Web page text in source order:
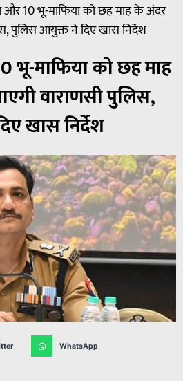
और 10 भू-माफिया को छह माह के अंदर
पुलिस आयुक्त ने दिए खास निर्देश
भू-माफिया को छह माह
वाराणसी पुलिस,
खास निर्देश
WhatsApp